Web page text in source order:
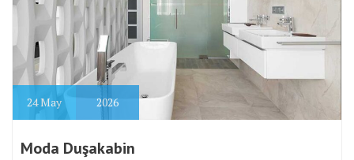
24May 2026
Moda Duşakabin